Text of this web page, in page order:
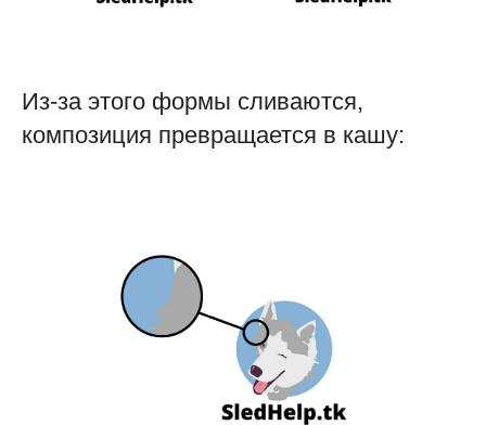
Из-за этого формы сливаются,
композиция превращается в кашу: